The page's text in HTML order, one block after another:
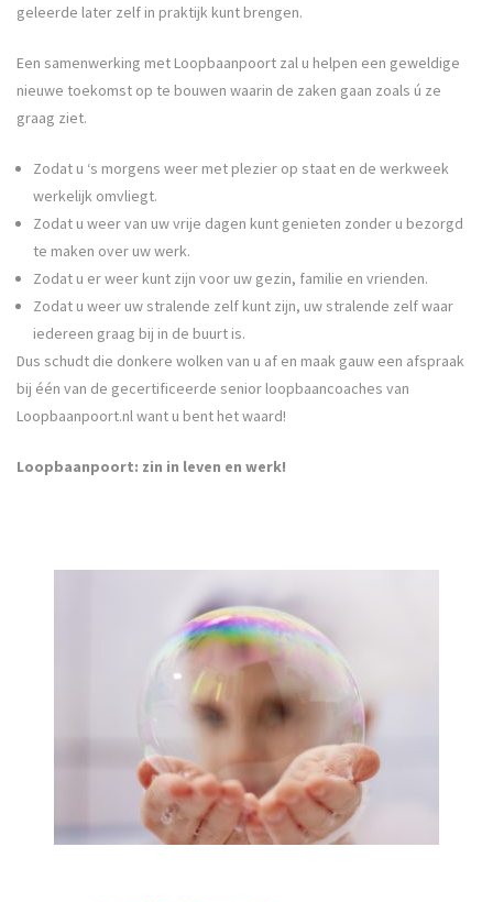
geleerde later zelf in praktijk kunt brengen.
Een samenwerking met Loopbaanpoort zal u helpen een geweldige
nieuwe toekomst op te bouwen waarin de zaken gaan zoals ú ze
graag ziet.
Zodat u ‘s morgens weer met plezier op staat en de werkweek
werkelijk omvliegt.
Zodat u weer van uw vrije dagen kunt genieten zonder u bezorgd
te maken over uw werk.
Zodat u er weer kunt zijn voor uw gezin, familie en vrienden.
Zodat u weer uw stralende zelf kunt zijn, uw stralende zelf waar
iedereen graag bij in de buurt is.
Dus schudt die donkere wolken van u af en maak gauw een afspraak
bij één van de gecertificeerde senior loopbaancoaches van
Loopbaanpoort.nl want u bent het waard!
Loopbaanpoort: zin in leven en werk!